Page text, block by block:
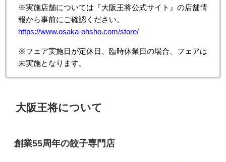
※実施店舗については『大阪王将公式サイト』の店舗情
報から事前にご確認ください。
https://www.osaka-ohsho.com/store/
※フェア実施日が定休日、臨時休業日の場合、フェアは
未実施となります。
大阪王将について
創業55周年の餃子専門店